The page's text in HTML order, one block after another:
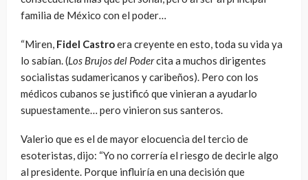
familia de México con el poder…
“Miren, Fidel Castroera creyente en esto, toda su vida ya
lo sabían. (Los Brujos del Podercita a muchos dirigentes
socialistas sudamericanos y caribeños). Pero con los
médicos cubanos se justificó que vinieran a ayudarlo
supuestamente… pero vinieron sus santeros.
Valerio que es el de mayor elocuencia del tercio de
esoteristas, dijo: “Yo no correría el riesgo de decirle algo
al presidente. Porque influiría en una decisión que